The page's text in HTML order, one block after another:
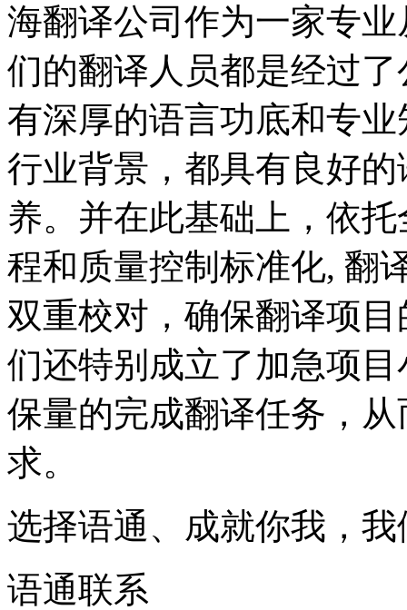
海翻译公司作为一家专
们的翻译人员都是经过
有深厚的语言功底和专
行业背景，都具有良好
养。并在此基础上，依
程和质量控制标准化, 翻
双重校对，确保翻译项
们还特别成立了加急项
保量的完成翻译任务，
求。
选择语通、成就你我，
语通联系